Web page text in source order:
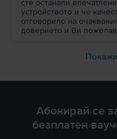
сте останали
устройството и че
отговорило на
доверието и Ви
Покажи
Абонирай се
безплатен